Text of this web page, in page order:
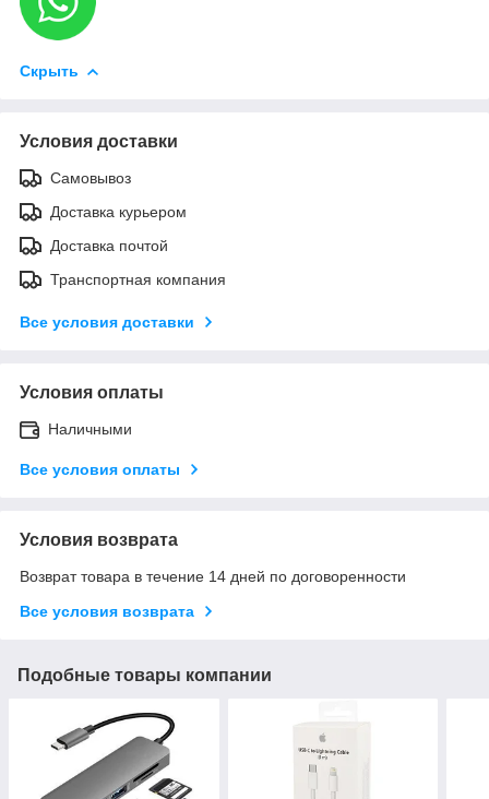
Скрыть
Условия доставки
Самовывоз
Доставка курьером
Доставка почтой
Транспортная компания
Все условия доставки
Условия оплаты
Наличными
Все условия оплаты
Условия возврата
Возврат товара в течение 14 дней по договоренности
Все условия возврата
Подобные товары компании